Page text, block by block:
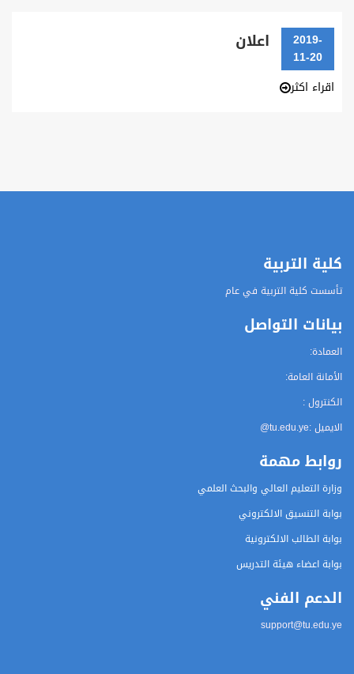
2019-
11-20
اعلان
اقراء اكثر
كلية التربية
تأسست كلية التربية في عام
بيانات التواصل
العمادة:
الأمانة العامة:
الكنترول :
الايميل :@tu.edu.ye
روابط مهمة
وزارة التعليم العالي والبحث العلمي
بوابة التنسيق الالكتروني
بوابة الطالب الالكترونية
بوابة اعضاء هيئة التدريس
الدعم الفني
support@tu.edu.ye